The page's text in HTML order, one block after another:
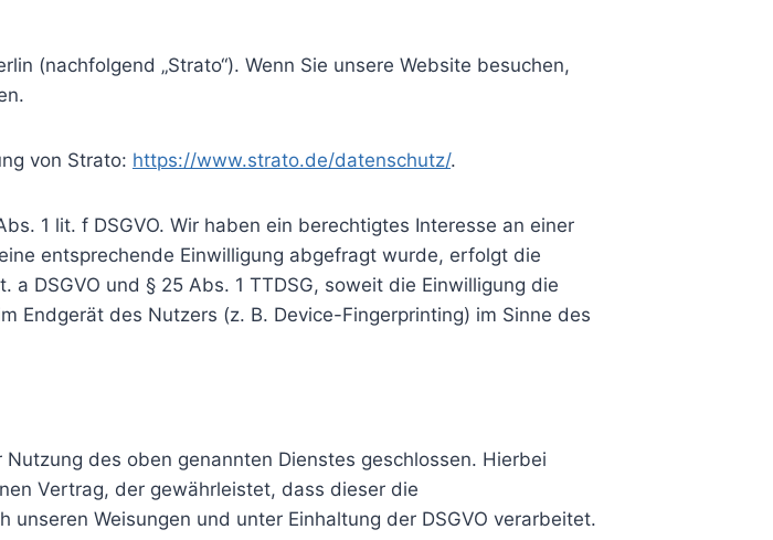
(nachfolgend „Strato“). Wenn Sie unsere Website besuchen,
von Strato: https://www.strato.de/datenschutz/.
1 lit. f DSGVO. Wir haben ein berechtigtes Interesse an einer
entsprechende Einwilligung abgefragt wurde, erfolgt die
DSGVO und § 25 Abs. 1 TTDSG, soweit die Einwilligung die
Endgerät des Nutzers (z. B. Device-Fingerprinting) im Sinne des
des oben genannten Dienstes geschlossen. Hierbei
Vertrag, der gewährleistet, dass dieser die
Weisungen und unter Einhaltung der DSGVO verarbeitet.